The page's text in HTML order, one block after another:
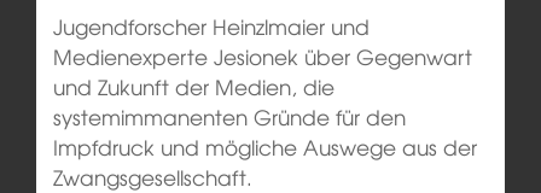
Jugendforscher Heinzlmaier und
Medienexperte Jesionek über Gegenwart
und Zukunft der Medien, die
systemimmanenten Gründe für den
Impfdruck und mögliche Auswege aus der
Zwangsgesellschaft.